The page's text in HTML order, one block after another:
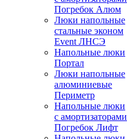
Погребок Алюм
Люки напольные
стальные эконом
Event ЛНСЭ
Напольные люки
Портал
Люки напольные
алюминиевые
Периметр
Напольные люки
с амортизаторами
Погребок Лифт